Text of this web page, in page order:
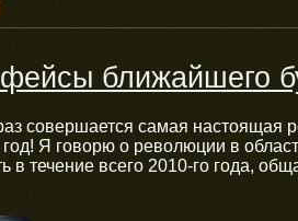
ближайшего
совершается самая настоящая
Я говорю о революции в
течение всего 2010-го года,